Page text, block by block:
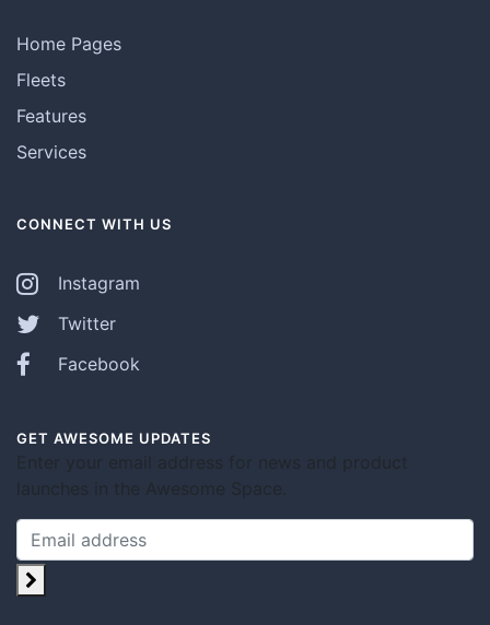
Home Pages
Fleets
Features
Services
CONNECT WITH US
Instagram
Twitter
Facebook
GET AWESOME UPDATES
Enter your email address for news and product
launches in the Awesome Space.